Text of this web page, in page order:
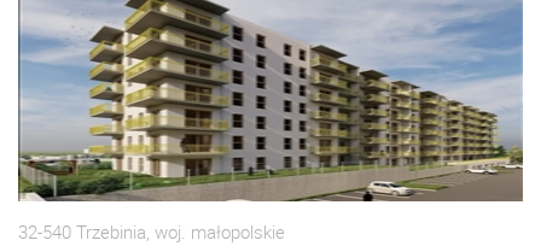
32-540 Trzebinia, woj. małopolskie